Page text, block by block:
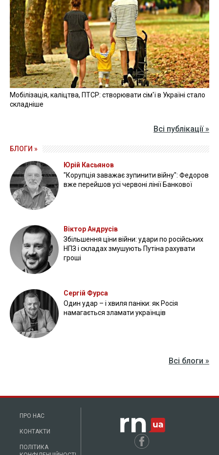
Мобілізація, каліцтва, ПТСР: створювати сім'ї в Україні стало
складніше
Всі публікації »
БЛОГИ »
Юрій Касьянов
"Корупція заважає зупинити війну": Федоров
вже перейшов усі червоні лінії Банкової
Віктор Андрусів
Збільшення ціни війни: удари по російських
НПЗ і складах змушують Путіна рахувати
гроші
Сергій Фурса
Один удар – і хвиля паніки: як Росія
намагається зламати українців
Всі блоги »
ПРО НАС
КОНТАКТИ
ПОЛІТИКА